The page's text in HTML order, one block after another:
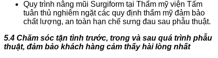
Quy trình nâng mũi Surgiform tại Thẩm mỹ viện Tấm
tuân thủ nghiêm ngặt các quy định thẩm mỹ đảm bảo
chất lượng, an toàn hạn chế sưng đau sau phẫu thuật.
5.4 Chăm sóc tận tình trước, trong và sau quá trình phẫu
thuật, đảm bảo khách hàng cảm thấy hài lòng nhất